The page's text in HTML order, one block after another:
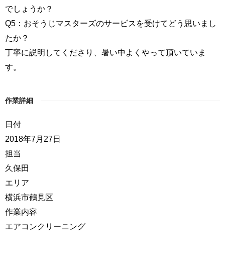
でしょうか？
Q5：おそうじマスターズのサービスを受けてどう思いまし
たか？
丁寧に説明してくださり、暑い中よくやって頂いていま
す。
作業詳細
日付
2018年7月27日
担当
久保田
エリア
横浜市鶴見区
作業内容
エアコンクリーニング